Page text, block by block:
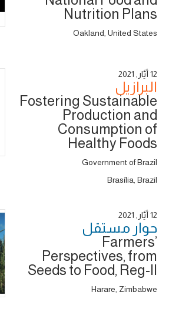
Nutrition Plans
Oakland, United States
12 أَيَّار, 2021
البرازيل
Fostering Sustainable
Production and
Consumption of
Healthy Foods
Government of Brazil
Brasília, Brazil
12 أَيَّار, 2021
حوار ‎مستقل
Farmers’
Perspectives, from
Seeds to Food, Reg-II
Harare, Zimbabwe